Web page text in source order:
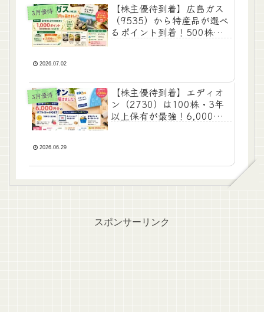
3月優待
【株主優待到着】広島ガス
（9535）から特産品が選べ
るポイント到着！500株・3
2026.07.02
3月優待
【株主優待到着】エディオ
ン（2730）は100株・3年
以上保有が最強！6,000円
2026.06.29
スポンサーリンク